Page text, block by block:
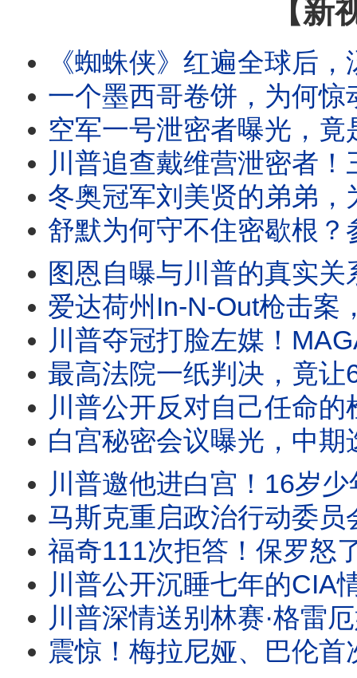
【新
《蜘蛛侠》红遍全球后，汤姆·霍兰德为何只想“消失”？与赞达亚相爱十
一个墨西哥卷饼，为何惊动万斯？亨特哭诉拜登病情。格雷厄姆
空军一号泄密者曝光，竟是前空军部长！马姆达尼私下究竟什么样？《
川普追查戴维营泄密者！三种说法互相矛盾？白宫突然换路，
冬奥冠军刘美贤的弟弟，为何突然称霸加州女子体育？川普演讲救孩子，一个
舒默为何守不住密歇根？参议员初选进步派爆冷胜出，揭开民主党真正
图恩自曝与川普的真实关系。布兰奇确认闯过第一关。
爱达荷州In-N-Out枪击案，一位普通人却迎著枪声冲了过去，救了更多人
川普夺冠打脸左媒！MAGA反叛者大集结。卡维尔警告
最高法院一纸判决，竟让6万人冲向西班牙？一则谣言、一份判决、
川普公开反对自己任命的检察官！倒影池案突然反转？哈里斯首次释
白宫秘密会议曝光，中期选举策略转向？川普借西班牙移民危机喊话“
川普邀他进白宫！16岁少年巨浪中死死抓住10岁男孩，两分
马斯克重启政治行动委员会，巨资支持川普中期选举。司法部长提名受
福奇111次拒答！保罗怒了：下周投票藐视国会。佛州启动调查，拜登赦免令
川普公开沉睡七年的CIA情报！福克斯追查联邦记录，竟拼出一幅惊
川普深情送别林赛·格雷厄姆！莱温斯基为何公开感谢他？一篇悼文引爆舆
震惊！梅拉尼娅、巴伦首次成伊朗暗S目标。川普与图恩公开交锋